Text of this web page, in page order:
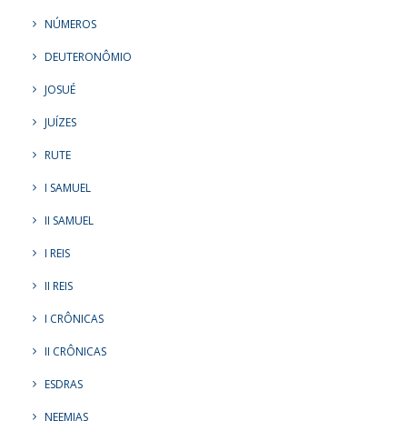
NÚMEROS
DEUTERONÔMIO
JOSUÉ
JUÍZES
RUTE
I SAMUEL
II SAMUEL
I REIS
II REIS
I CRÔNICAS
II CRÔNICAS
ESDRAS
NEEMIAS